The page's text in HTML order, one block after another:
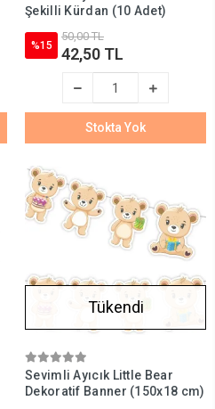
Şekilli Kürdan (10 Adet)
%15
50,00 TL
42,50 TL
Stokta Yok
Tükendi
Sevimli Ayıcık Little Bear
Dekoratif Banner (150x18 cm)